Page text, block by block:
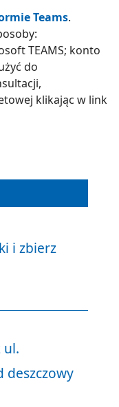
Teams.
TEAMS; konto
do
klikając w link
i zbierz
ul.
deszczowy